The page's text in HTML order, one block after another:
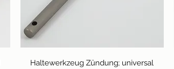
Schnellansicht
Haltewerkzeug Zündung; universal